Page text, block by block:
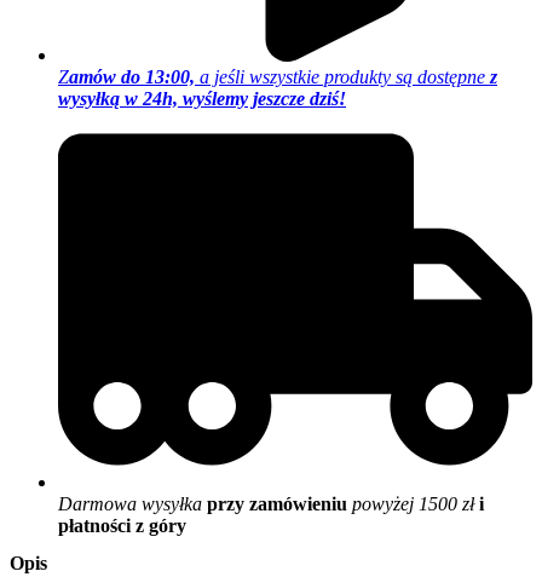
Zamów do 13:00, a jeśli wszystkie produkty są dostępne z
wysyłką w 24h, wyślemy jeszcze dziś!
Darmowa wysyłka przy zamówieniu powyżej 1500 złi
płatności z góry
Opis